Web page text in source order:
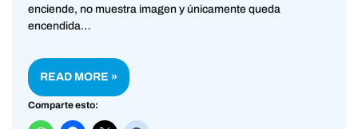
enciende, no muestra imagen y únicamente queda
encendida…
READ MORE »
Comparte esto: